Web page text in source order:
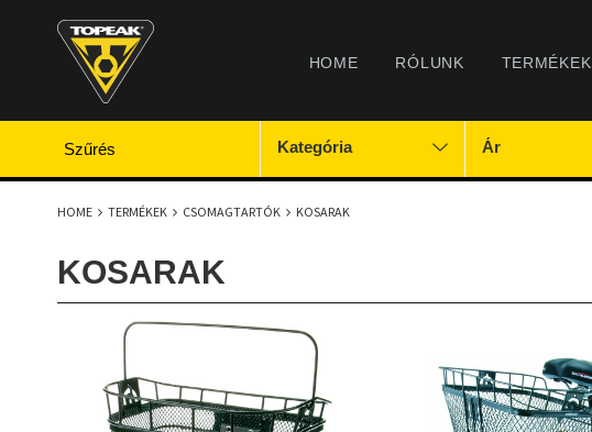
HOME RÓLUNK TERMÉKEK
Szűrés Kategória Ár
HOME TERMÉKEK CSOMAGTARTÓK KOSARAK
KOSARAK